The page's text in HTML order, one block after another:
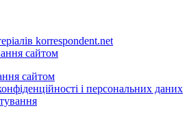
korrespondent.net
сайтом
сайтом
і персональних даних